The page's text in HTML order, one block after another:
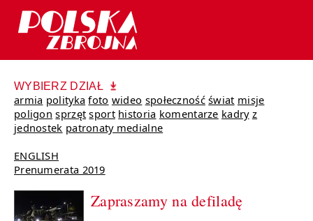
WYBIERZ DZIAŁ
armia polityka foto wideo społeczność świat misje
poligon sprzęt sport historia komentarze kadry z
jednostek patronaty medialne
ENGLISH
Prenumerata 2019
Zapraszamy na defiladę